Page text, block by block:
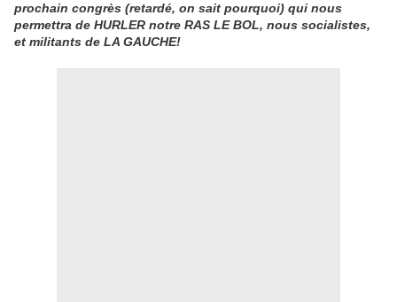
prochain congrès (retardé, on sait pourquoi) qui nous
permettra de HURLER notre RAS LE BOL, nous socialistes,
et militants de LA GAUCHE!